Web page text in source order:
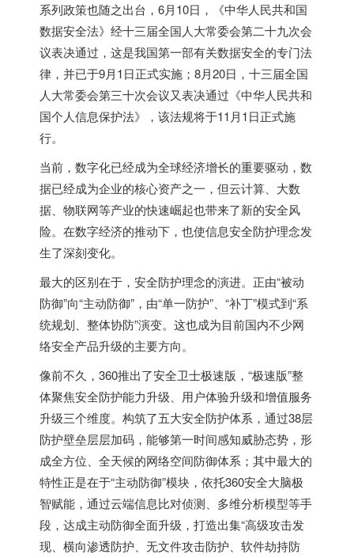
系列政策也随之出台，6月10日，《中华人民共和国
数据安全法》经十三届全国人大常委会第二十九次会
议表决通过，这是我国第一部有关数据安全的专门法
律，并已于9月1日正式实施；8月20日，十三届全国
人大常委会第三十次会议又表决通过《中华人民共和
国个人信息保护法》，该法规将于11月1日正式施
行。
当前，数字化已经成为全球经济增长的重要驱动，数
据已经成为企业的核心资产之一，但云计算、大数
据、物联网等产业的快速崛起也带来了新的安全风
险。在数字经济的推动下，也使信息安全防护理念发
生了深刻变化。
最大的区别在于，安全防护理念的演进。正由“被动
防御”向“主动防御”，由“单一防护”、“补丁”模式到“系
统规划、整体协防”演变。这也成为目前国内不少网
络安全产品升级的主要方向。
像前不久，360推出了安全卫士极速版，“极速版”整
体聚焦安全防护能力升级、用户体验升级和增值服务
升级三个维度。构筑了五大安全防护体系，通过38层
防护壁垒层层加码，能够第一时间感知威胁态势，形
成全方位、全天候的网络空间防御体系；其中最大的
特性正是在于“主动防御”模块，依托360安全大脑极
智赋能，通过云端信息比对侦测、多维分析模型等手
段，达成主动防御全面升级，打造出集“高级攻击发
现、横向渗透防护、无文件攻击防护、软件劫持防